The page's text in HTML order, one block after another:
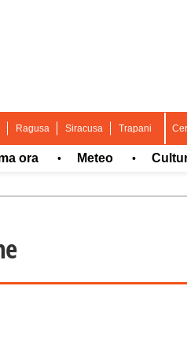
Ragusa Siracusa Trapani
• Meteo • Cultura e